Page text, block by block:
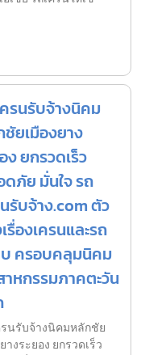
รนรับจ้างนิคม
ยเมืองยาง
ง ยกรวดเร็ว
ภัย มั่นใจ รถ
รับจ้าง.com ตัว
รื่องเครนและรถ
บ ครอบคลุมนิคม
หกรรมภาคตะวัน
รนรับจ้างนิคมหลักชัย
างระยอง ยกรวดเร็ว